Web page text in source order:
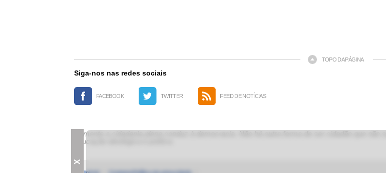
TOPO DA PÁGINA
Siga-nos nas redes sociais
FACEBOOK TWITTER FEED DE NOTÍCIAS
Somente a cidadania plena conduz à democracia. Não há outra forma de ser cidadão que não
educação ideológica e política.
X